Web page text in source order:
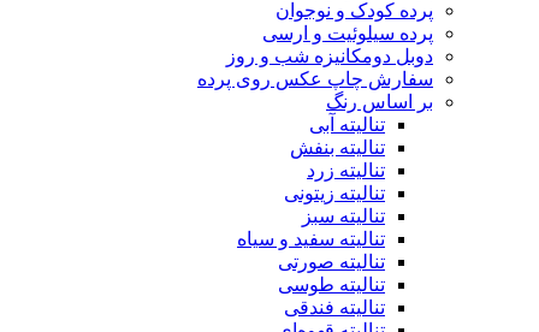
پرده کودک و نوجوان
پرده سیلوئیت و ارسی
دوبل دومکانیزه شب و روز
سفارش چاپ عکس روی پرده
بر اساس رنگ
تنالیته آبی
تنالیته بنفش
تنالیته زرد
تنالیته زیتونی
تنالیته سبز
تنالیته سفید و سیاه
تنالیته صورتی
تنالیته طوسی
تنالیته فندقی